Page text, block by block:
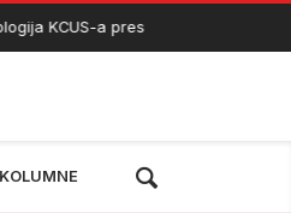
a preseljena u nove prostorije
KOLUMNE